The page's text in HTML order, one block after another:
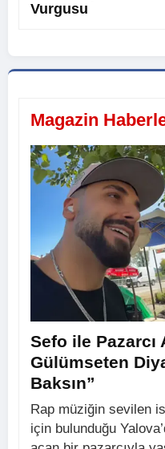
Vurgusu
Magazin
Sefo ile Pazarcı
Gülümseten
Baksın”
Rap müziğin sevilen
için bulunduğu